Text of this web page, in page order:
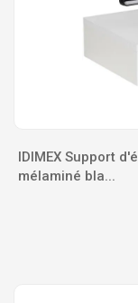
IDIMEX Support
mélaminé bla...